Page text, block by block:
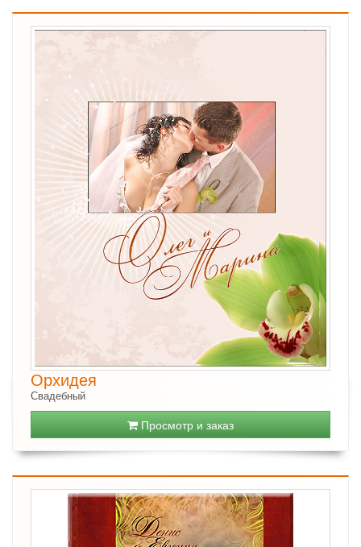
Орхидея
Свадебный
Просмотр и заказ